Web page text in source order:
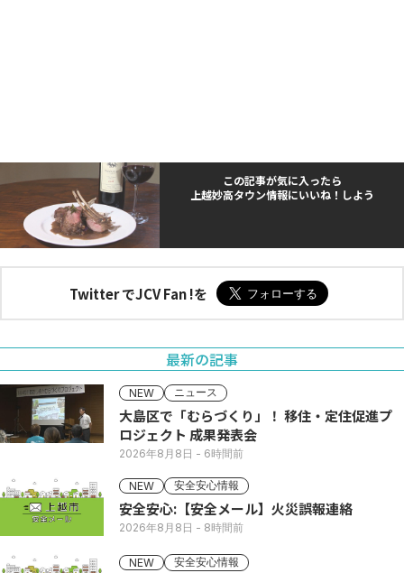
この記事が気に入ったら
上越妙高タウン情報にいいね！しよう
Twitter でJCV Fan !を
最新の記事
NEW ニュース
大島区で「むらづくり」！ 移住・定住促進プ
ロジェクト 成果発表会
2026年8月8日 - 6時間前
NEW 安全安心情報
安全安心:【安全メール】火災誤報連絡
2026年8月8日 - 8時間前
NEW 安全安心情報